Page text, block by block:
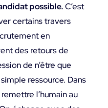
possible.C’est
certains travers
en
des retours de
de n’être que
ressource. Dans
l’humain au